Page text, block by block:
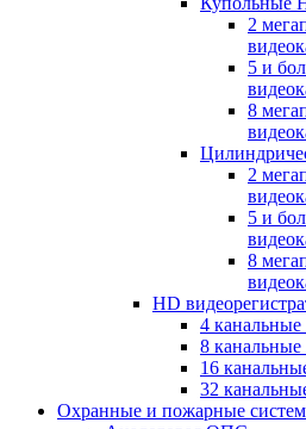
2
5 и
8
2
5 и
8
HD
4
8
16
32
Охранные и пожарные